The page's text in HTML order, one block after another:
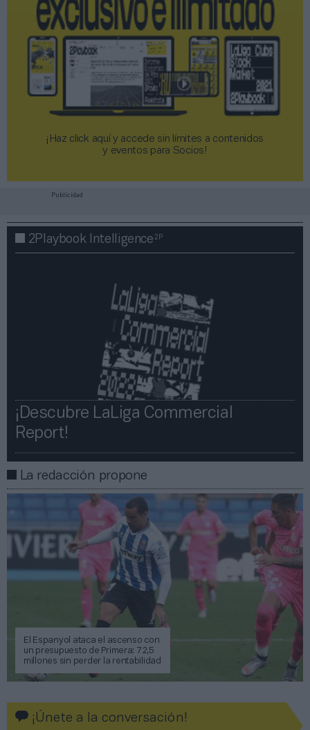
¡Haz click aquí y accede sin límites a contenidos
y eventos para Socios!​​​​​​​
Publicidad
2Playbook Intelligence2P
¡Descubre LaLiga Commercial
Report!​​
La redacción propone
El Espanyol ataca el ascenso con
un presupuesto de Primera: 72,5
millones sin perder la rentabilidad
¡Únete a la conversación!